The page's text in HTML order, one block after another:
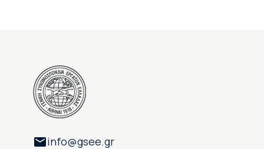
info@gsee.gr